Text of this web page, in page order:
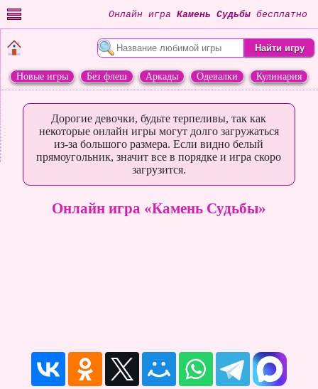
Онлайн игра Камень Судьбы бесплатно
Новые игры Без флеш Аркады Одевалки
Кулинария
Дорогие девочки, будьте терпеливы, так как
некоторые онлайн игры могут долго загружаться
из-за большого размера. Если видно белый
прямоугольник, значит все в порядке и игра скоро
загрузится.
Онлайн игра «Камень Судьбы»